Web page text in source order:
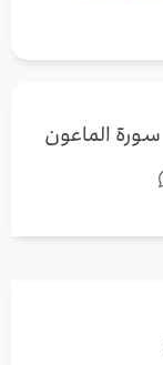
سورة الماعون